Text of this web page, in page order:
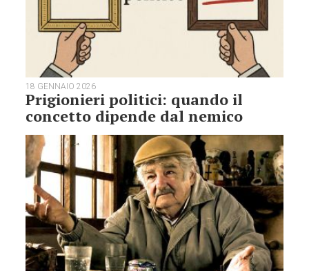
18 GENNAIO 2026
Prigionieri politici: quando il
concetto dipende dal nemico